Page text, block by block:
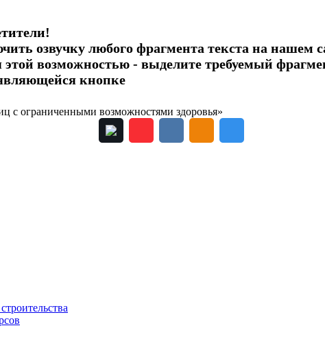
озвучку любого фрагмента текста на нашем
этой возможностью - выделите требуемый
кнопке
с ограниченными возможностями здоровья»